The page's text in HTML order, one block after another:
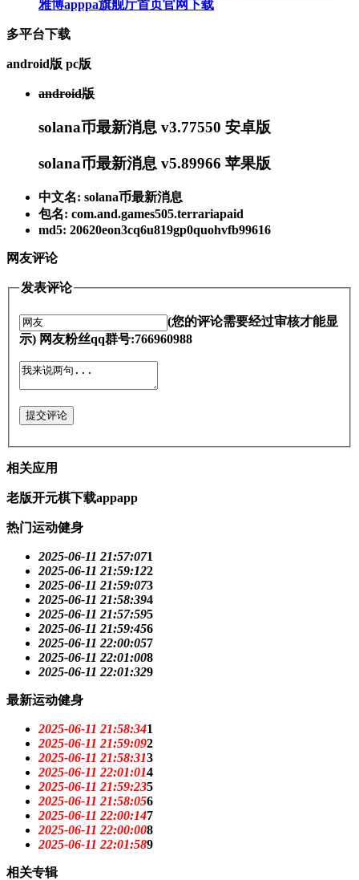
雅博apppa旗舰厅首页官网下载
多平台下载
android版 pc版
android版
solana币最新消息 v3.77550 安卓版
solana币最新消息 v5.89966 苹果版
中文名: solana币最新消息
包名: com.and.games505.terrariapaid
md5: 20620eon3cq6u819gp0quohvfb99616
网友评论
发表评论
(您的评论需要经过审核才能显
示) 网友粉丝qq群号:766960988
提交评论
相关应用
老版开元棋下载appapp
热门运动健身
2025-06-11 21:57:071
2025-06-11 21:59:122
2025-06-11 21:59:073
2025-06-11 21:58:394
2025-06-11 21:57:595
2025-06-11 21:59:456
2025-06-11 22:00:057
2025-06-11 22:01:008
2025-06-11 22:01:329
最新运动健身
2025-06-11 21:58:341
2025-06-11 21:59:092
2025-06-11 21:58:313
2025-06-11 22:01:014
2025-06-11 21:59:235
2025-06-11 21:58:056
2025-06-11 22:00:147
2025-06-11 22:00:008
2025-06-11 22:01:589
相关专辑